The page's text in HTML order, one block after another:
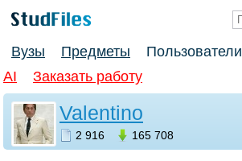
Вузы Предметы Пользователи
AI
Заказать работу
Valentino
2 916 165 708